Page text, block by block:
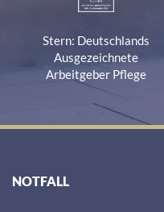
Stern: Deutschlands
Ausgezeichnete
Arbeitgeber Pflege
NOTFALL